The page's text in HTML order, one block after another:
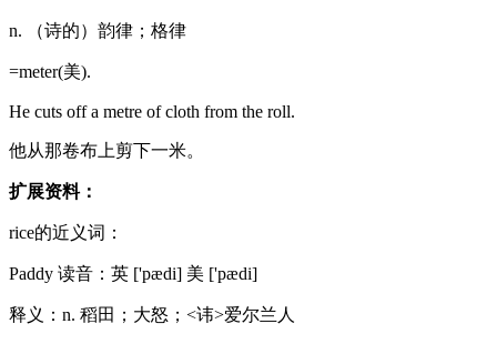
n. （诗的）韵律；格律
=meter(美).
He cuts off a metre of cloth from the roll.
他从那卷布上剪下一米。
扩展资料：
rice的近义词：
Paddy 读音：英 ['pædi] 美 ['pædi]
释义：n. 稻田；大怒；<讳>爱尔兰人